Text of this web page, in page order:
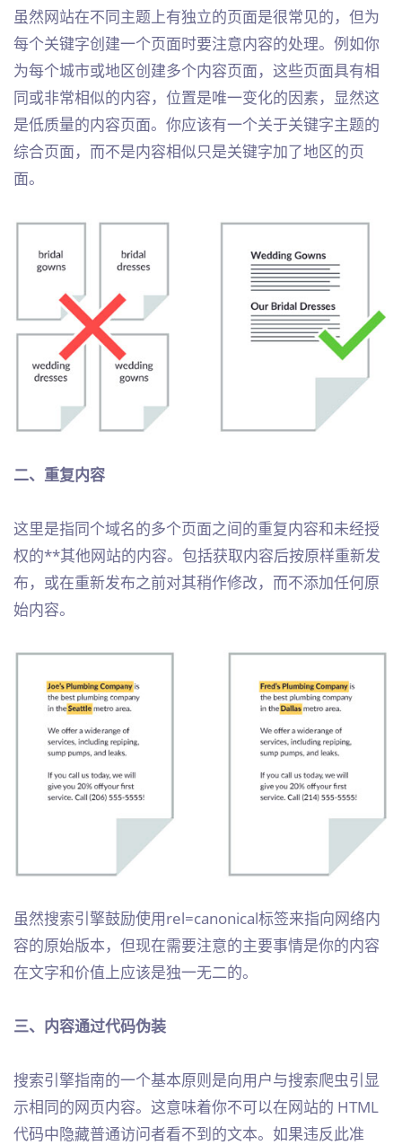
虽然网站在不同主题上有独立的页面是很常见的，但为
每个关键字创建一个页面时要注意内容的处理。例如你
为每个城市或地区创建多个内容页面，这些页面具有相
同或非常相似的内容，位置是唯一变化的因素，显然这
是低质量的内容页面。你应该有一个关于关键字主题的
综合页面，而不是内容相似只是关键字加了地区的页
面。
二、重复内容
这里是指同个域名的多个页面之间的重复内容和未经授
权的**其他网站的内容。包括获取内容后按原样重新发
布，或在重新发布之前对其稍作修改，而不添加任何原
始内容。
虽然搜索引擎鼓励使用rel=canonical标签来指向网络内
容的原始版本，但现在需要注意的主要事情是你的内容
在文字和价值上应该是独一无二的。
三、内容通过代码伪装
搜索引擎指南的一个基本原则是向用户与搜索爬虫引显
示相同的网页内容。这意味着你不可以在网站的 HTML
代码中隐藏普通访问者看不到的文本。如果违反此准